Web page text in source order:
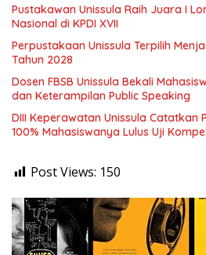
Pustakawan Unissula Raih Juara I
Nasional di KPDI XVII
Perpustakaan Unissula Terpilih
Tahun 2028
Dosen FBSB Unissula Bekali
dan Keterampilan Public Speaking
DIII Keperawatan Unissula Catatkan
100% Mahasiswanya Lulus Uji
Post Views: 150